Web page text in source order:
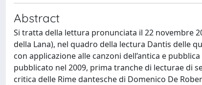
Abstract
Si tratta della lettura pronunciata il 22 novembre
della Lana), nel quadro della lectura Dantis delle
con applicazione alle canzoni dell’antica e
pubblicato nel 2009, prima tranche di lecturae di
critica delle Rime dantesche di Domenico De